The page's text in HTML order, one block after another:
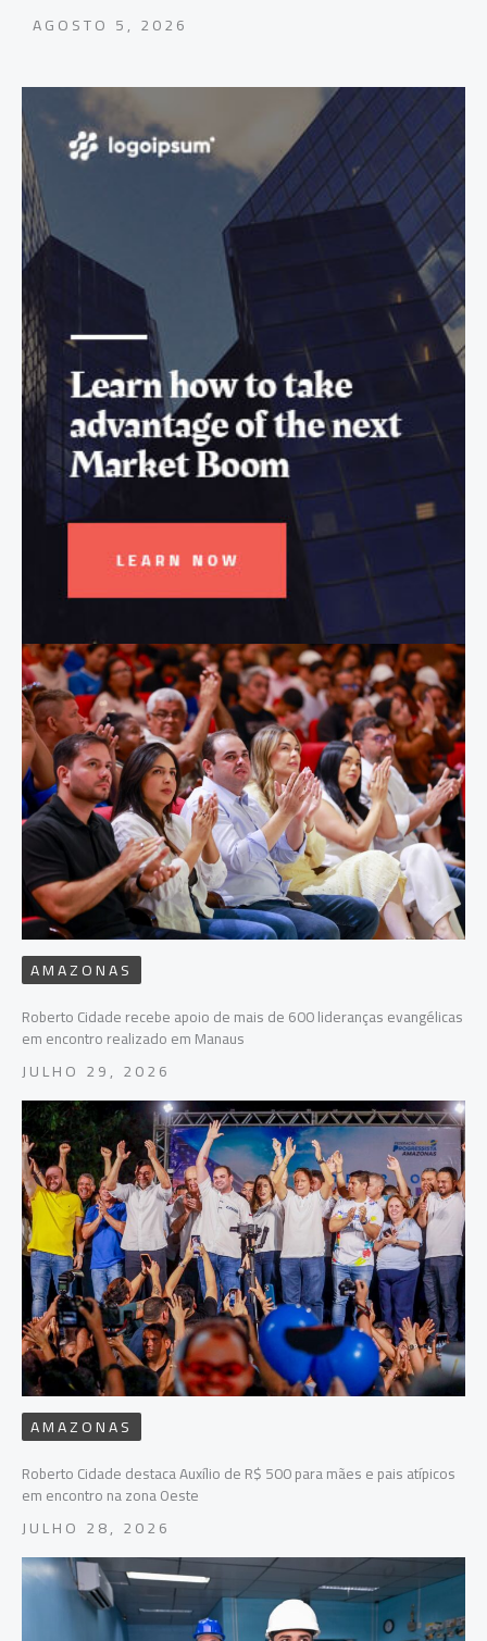
AGOSTO 5, 2026
AMAZONAS
Roberto Cidade recebe apoio de mais de 600 lideranças evangélicas
em encontro realizado em Manaus
JULHO 29, 2026
AMAZONAS
Roberto Cidade destaca Auxílio de R$ 500 para mães e pais atípicos
em encontro na zona Oeste
JULHO 28, 2026